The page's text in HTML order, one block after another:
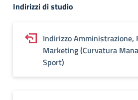
Indirizzi di studio
Indirizzo Amministrazione,
Marketing (Curvatura
Sport)